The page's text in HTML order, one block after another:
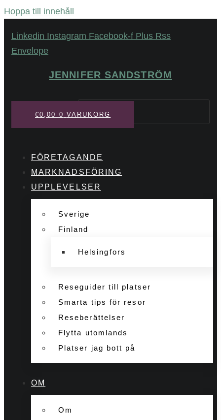
Hoppa till innehåll
Linkedin Instagram Facebook-f Plus Rss
Envelope
JENNIFER SANDSTRÖM
Sök
€0,00 0 VARUKORG
FÖRETAGANDE
MARKNADSFÖRING
UPPLEVELSER
Sverige
Finland
Helsingfors
Reseguider till platser
Smarta tips för resor
Reseberättelser
Flytta utomlands
Platser jag bott på
OM
Om